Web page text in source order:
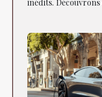
inédits. Découvrons